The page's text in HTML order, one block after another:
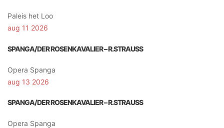
Paleis het Loo
aug 11 2026
SPANGA/DER ROSENKAVALIER – R.STRAUSS
Opera Spanga
aug 13 2026
SPANGA/DER ROSENKAVALIER – R.STRAUSS
Opera Spanga